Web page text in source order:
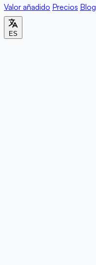
Valor añadido Precios Blog
ES